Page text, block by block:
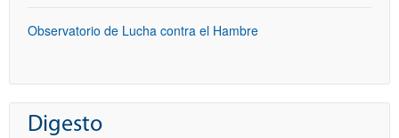
Observatorio de Lucha contra el Hambre
Digesto